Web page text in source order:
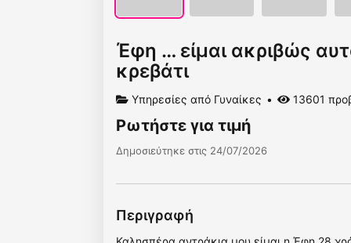
Έφη … είμαι ακριβώς
κρεβάτι
Υπηρεσίες από Γυναίκες 13601
Ρωτήστε για τιμή
Δημοσιεύτηκε στις 24/07/2026
Περιγραφή